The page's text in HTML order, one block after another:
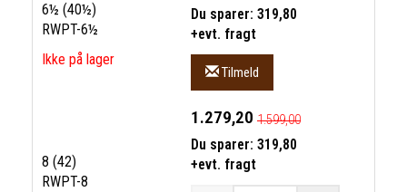
6½ (40½)
RWPT-6½
Ikke på lager
Du sparer: 319,80
+evt. fragt
Tilmeld
8 (42)
RWPT-8
1.279,20 1.599,00
Du sparer: 319,80
+evt. fragt